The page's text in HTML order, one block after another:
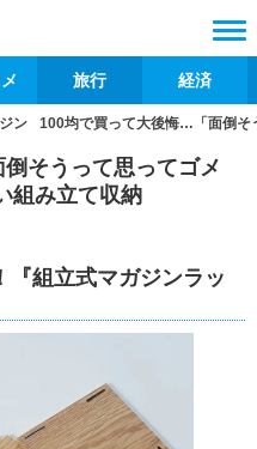
旅行 経済
ン 100均で買って大後悔…「面倒そ
そうって思ってゴメ
組み立て収納
『組立式マガジンラッ